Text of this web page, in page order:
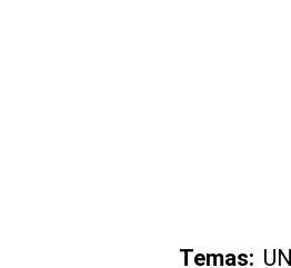
Temas: